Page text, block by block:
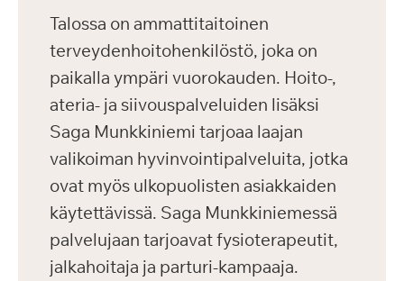
Talossa on ammattitaitoinen
terveydenhoitohenkilöstö, joka on
paikalla ympäri vuorokauden. Hoito-,
ateria- ja siivouspalveluiden lisäksi
Saga Munkkiniemi tarjoaa laajan
valikoiman hyvinvointipalveluita, jotka
ovat myös ulkopuolisten asiakkaiden
käytettävissä. Saga Munkkiniemessä
palvelujaan tarjoavat fysioterapeutit,
jalkahoitaja ja parturi-kampaaja.